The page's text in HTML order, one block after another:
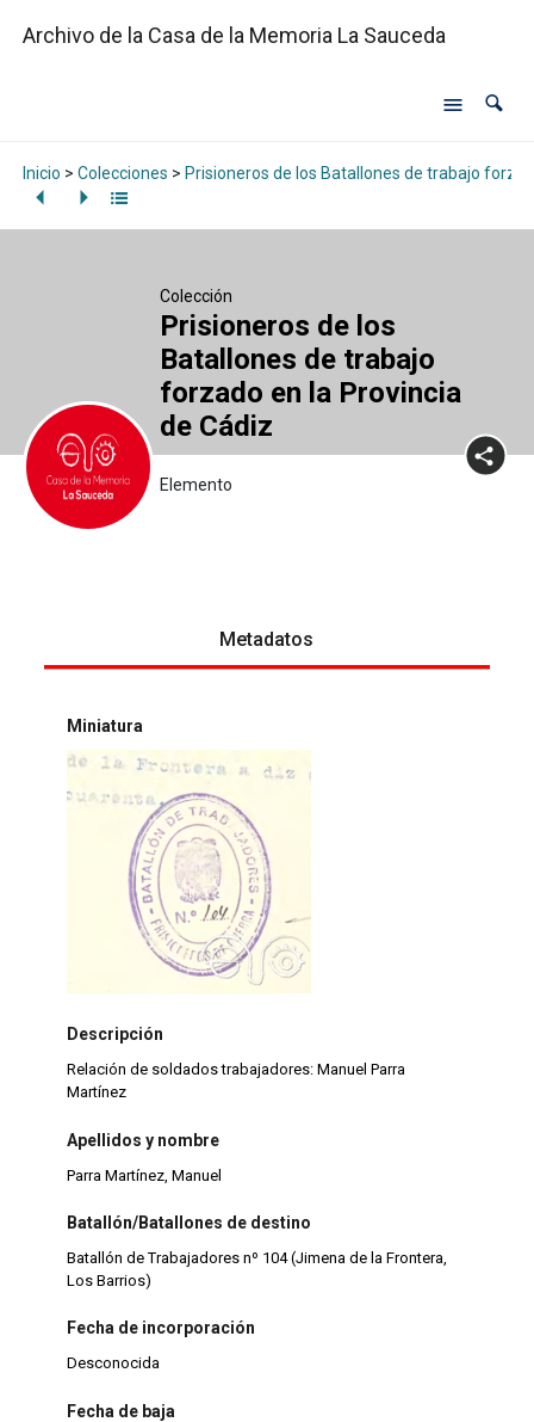
Archivo de la Casa de la Memoria La Sauceda
Inicio > Colecciones > Prisioneros de los Batallones de trabajo
Colección
Prisioneros de los
Batallones de trabajo
forzado en la Provincia
de Cádiz
Elemento
Metadatos
Miniatura
Descripción
Relación de soldados trabajadores: Manuel Parra
Martínez
Apellidos y nombre
Parra Martínez, Manuel
Batallón/Batallones de destino
Batallón de Trabajadores nº 104 (Jimena de la Frontera,
Los Barrios)
Fecha de incorporación
Desconocida
Fecha de baja